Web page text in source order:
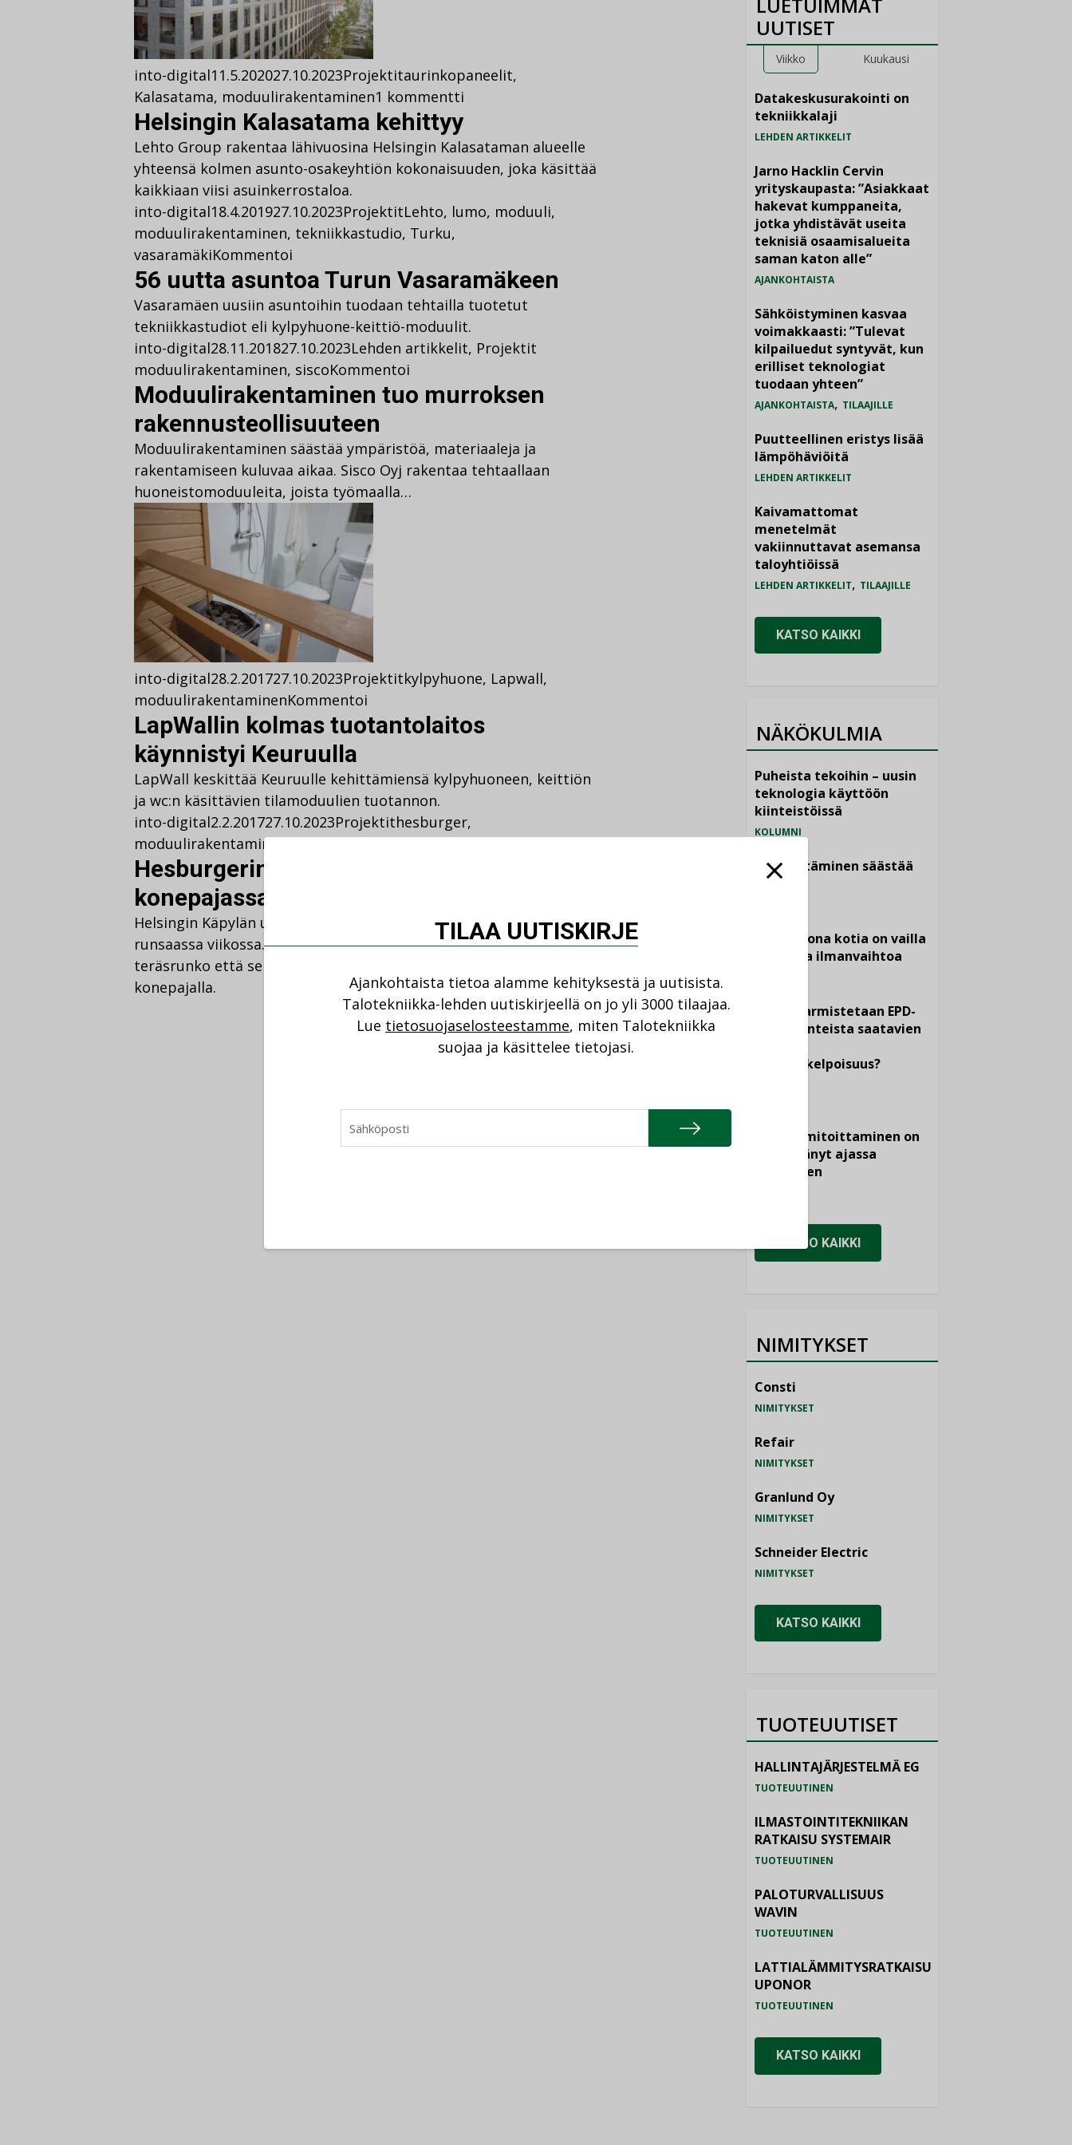
into-digital11.5.202027.10.2023Projektitaurinkopaneelit,
Kalasatama, moduulirakentaminen1 kommentti
Helsingin Kalasatama kehittyy
Lehto Group rakentaa lähivuosina Helsingin Kalasataman alueelle
yhteensä kolmen asunto-osakeyhtiön kokonaisuuden, joka käsittää
kaikkiaan viisi asuinkerrostaloa.
into-digital18.4.201927.10.2023ProjektitLehto, lumo, moduuli,
moduulirakentaminen, tekniikkastudio, Turku,
vasaramäkiKommentoi
56 uutta asuntoa Turun Vasaramäkeen
Vasaramäen uusiin asuntoihin tuodaan tehtailla tuotetut
tekniikkastudiot eli kylpyhuone-keittiö-moduulit.
into-digital28.11.201827.10.2023Lehden artikkelit, Projektit
moduulirakentaminen, siscoKommentoi
Moduulirakentaminen tuo murroksen
rakennusteollisuuteen
Moduulirakentaminen säästää ympäristöä, materiaaleja ja
rakentamiseen kuluvaa aikaa. Sisco Oyj rakentaa tehtaallaan
huoneistomoduuleita, joista työmaalla…
into-digital28.2.201727.10.2023Projektitkylpyhuone, Lapwall,
moduulirakentaminenKommentoi
LapWallin kolmas tuotantolaitos
käynnistyi Keuruulla
LapWall keskittää Keuruulle kehittämiensä kylpyhuoneen, keittiön
ja wc:n käsittävien tilamoduulien tuotannon.
into-digital2.2.201727.10.2023Projektithesburger,
moduulirakentaminenKommentoi
Hesburgerin talotekniikka asennettiin
konepajassa
Helsingin Käpylän uuden Hesburger-myymälän työmaa valmistui
runsaassa viikossa. Ennätystahdilla on luonnollinen selitys: sekä
teräsrunko että sen suojiin sijoitettu talotekniikka asennettiin
konepajalla.
UUTISET
Viikko Kuukausi
Datakeskusurakointi on
tekniikkalaji
LEHDEN ARTIKKELIT
Jarno Hacklin Cervin
yrityskaupasta: ”Asiakkaat
hakevat kumppaneita,
jotka yhdistävät useita
teknisiä osaamisalueita
saman katon alle”
AJANKOHTAISTA
Sähköistyminen kasvaa
voimakkaasti: ”Tulevat
kilpailuedut syntyvät, kun
erilliset teknologiat
tuodaan yhteen”
AJANKOHTAISTA, TILAAJILLE
Puutteellinen eristys lisää
lämpöhäviöitä
LEHDEN ARTIKKELIT
Kaivamattomat
menetelmät
vakiinnuttavat asemansa
taloyhtiöissä
LEHDEN ARTIKKELIT, TILAAJILLE
KATSO KAIKKI
NÄKÖKULMIA
Puheista tekoihin – uusin
teknologia käyttöön
kiinteistöissä
KOLUMNI
Sähköistäminen säästää
euroja
Yli miljoona kotia on vailla
toimivaa ilmanvaihtoa
Miten varmistetaan EPD-
dokumenteista saatavien
vertailukelpoisuus?
viemärimitoittaminen on
jämähtänyt ajassa
paikalleen
KATSO KAIKKI
NIMITYKSET
Consti
NIMITYKSET
Refair
NIMITYKSET
Granlund Oy
NIMITYKSET
Schneider Electric
NIMITYKSET
KATSO KAIKKI
TUOTEUUTISET
HALLINTAJÄRJESTELMÄ EG
TUOTEUUTINEN
ILMASTOINTITEKNIIKAN
RATKAISU SYSTEMAIR
TUOTEUUTINEN
PALOTURVALLISUUS
WAVIN
TUOTEUUTINEN
LATTIALÄMMITYSRATKAISU
UPONOR
TUOTEUUTINEN
KATSO KAIKKI
TILAA UUTISKIRJE
Ajankohtaista tietoa alamme kehityksestä ja uutisista.
Talotekniikka-lehden uutiskirjeellä on jo yli 3000 tilaajaa.
Lue tietosuojaselosteestamme, miten Talotekniikka
suojaa ja käsittelee tietojasi.